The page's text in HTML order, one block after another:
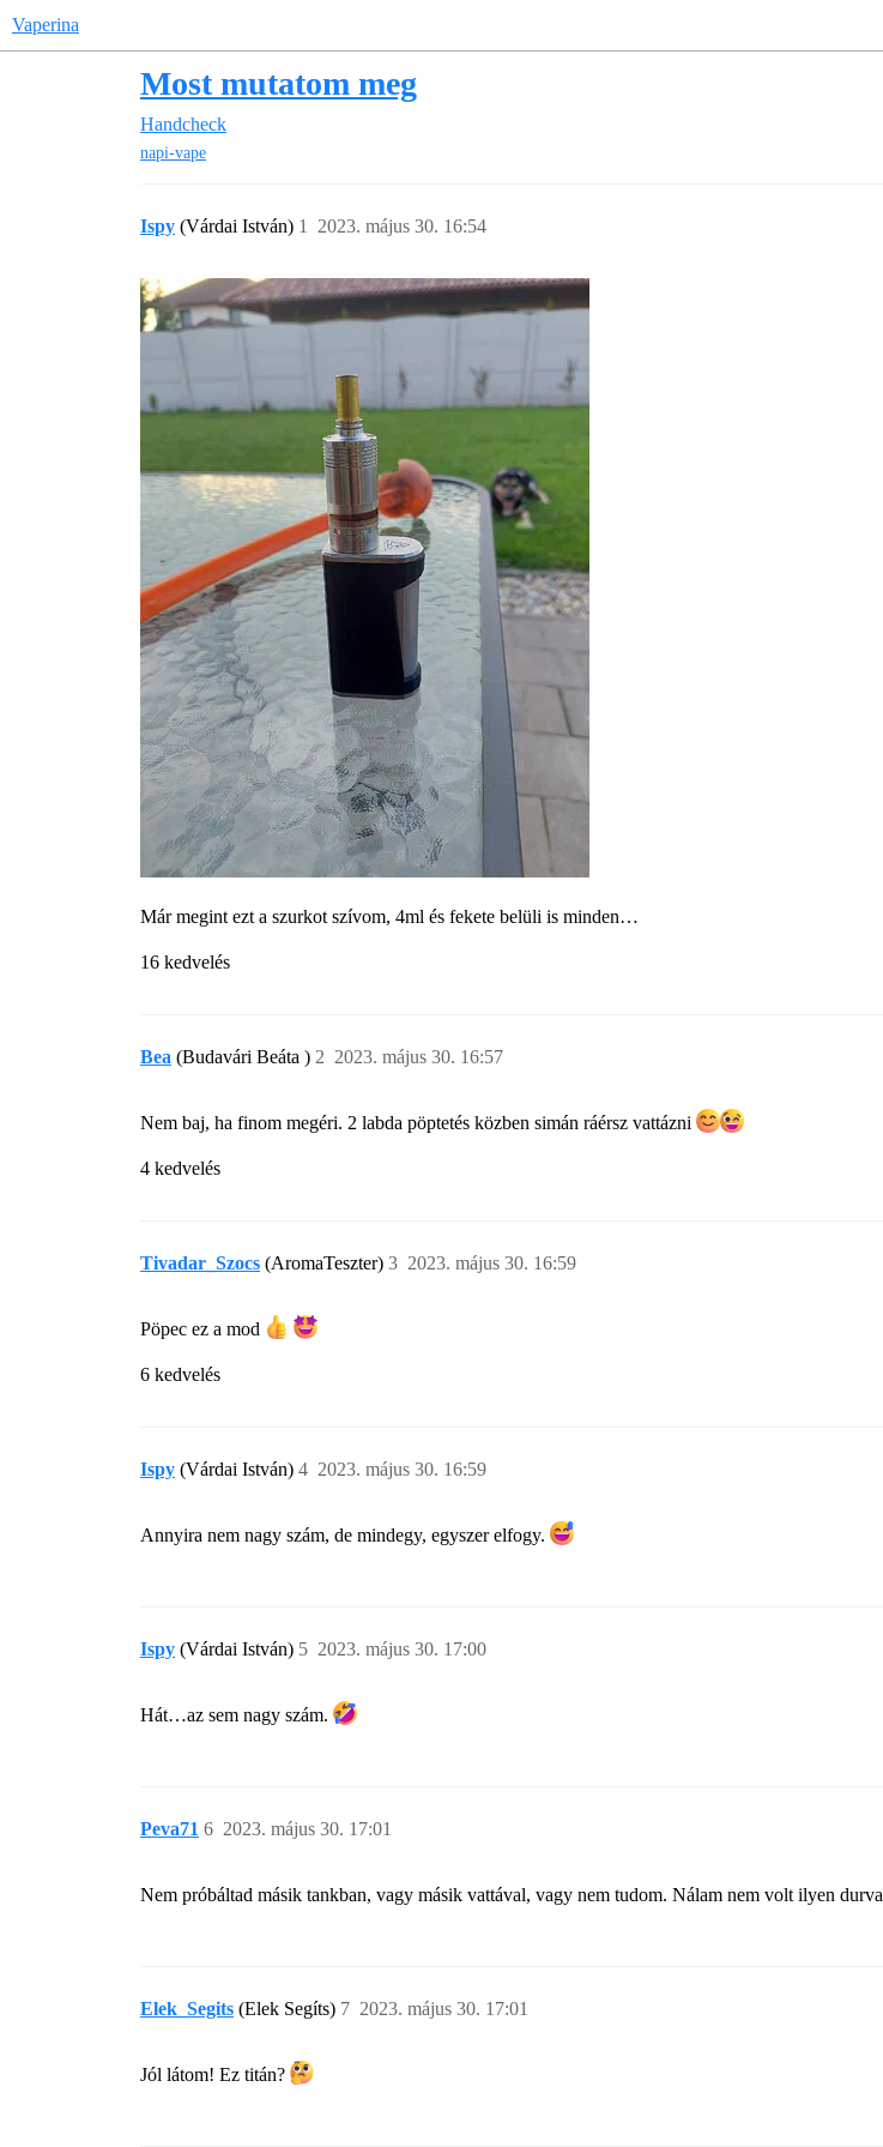
Vaperina
Most mutatom meg
Handcheck
napi-vape
Ispy (Várdai István) 2023. május 30. 16:54
1
Már megint ezt a szurkot szívom, 4ml és fekete belüli is minden…
16 kedvelés
Bea (Budavári Beáta ) 2023. május 30. 16:57
2
Nem baj, ha finom megéri. 2 labda pöptetés közben simán ráérsz vattázni
4 kedvelés
Tivadar_Szocs (AromaTeszter) 2023. május 30. 16:59
3
Pöpec ez a mod
6 kedvelés
Ispy (Várdai István) 2023. május 30. 16:59
4
Annyira nem nagy szám, de mindegy, egyszer elfogy.
Ispy (Várdai István) 2023. május 30. 17:00
5
Hát…az sem nagy szám.
Peva71 2023. május 30. 17:01
6
Nem próbáltad másik tankban, vagy másik vattával, vagy nem tudom. Nálam nem volt ilyen durva
Elek_Segits (Elek Segíts) 2023. május 30. 17:01
7
Jól látom! Ez titán?